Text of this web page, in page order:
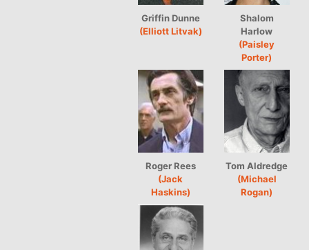
Griffin Dunne
(Elliott Litvak)
Shalom
Harlow
(Paisley
Porter)
Roger Rees
(Jack
Haskins)
Tom Aldredge
(Michael
Rogan)